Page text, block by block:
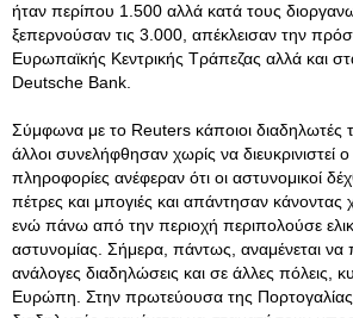
ήταν περίπου 1.500 αλλά κατά τους
ξεπερνούσαν τις 3.000, απέκλεισαν την
Ευρωπαϊκής Κεντρικής Τράπεζας αλλά και
Deutsche Bank.
Σύμφωνα με το Reuters κάποιοι διαδηλωτές
άλλοι συνελήφθησαν χωρίς να διευκρινιστεί ο
πληροφορίες ανέφεραν ότι οι αστυνομικοί
πέτρες και μπογιές και απάντησαν κάνοντας
ενώ πάνω από την περιοχή περιπολούσε
αστυνομίας. Σήμερα, πάντως, αναμένεται
ανάλογες διαδηλώσεις και σε άλλες πόλεις,
Ευρώπη. Στην πρωτεύουσα της